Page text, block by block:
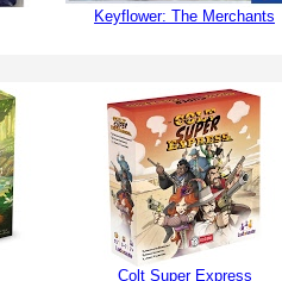
Keyflower: The Merchants
Colt Super Express